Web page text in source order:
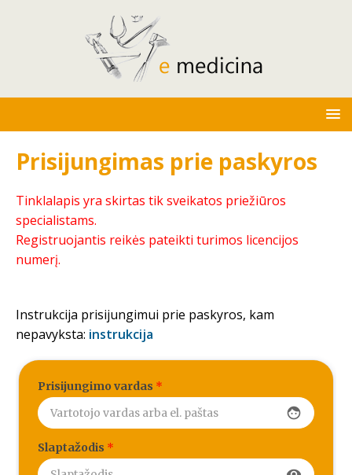
Prisijungimas prie paskyros
Tinklalapis yra skirtas tik sveikatos priežiūros
specialistams.
Registruojantis reikės pateikti turimos licencijos
numerį.
Instrukcija prisijungimui prie paskyros, kam
nepavyksta: instrukcija
Prisijungimo vardas *
face
Slaptažodis *